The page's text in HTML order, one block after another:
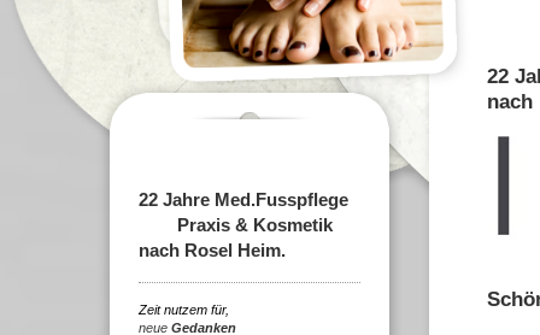
22 Jahre Med.Fusspflege
Praxis & Kosmetik
nach Rosel Heim.
Zeit nutzem für,
neue Gedanken
22